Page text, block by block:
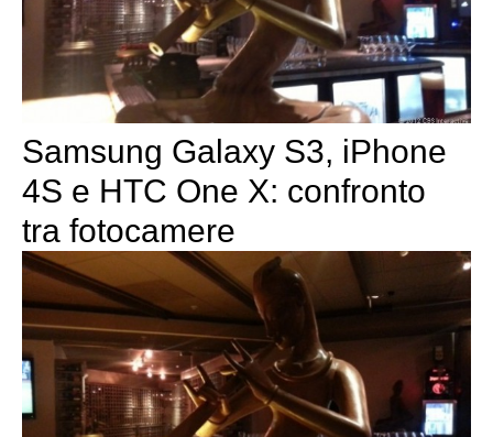
Samsung Galaxy S3, iPhone
4S e HTC One X: confronto
tra fotocamere